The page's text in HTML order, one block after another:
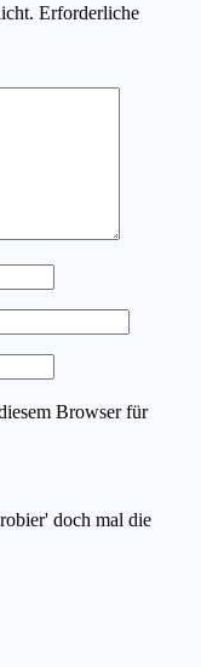
Erforderliche
Browser für
doch mal die